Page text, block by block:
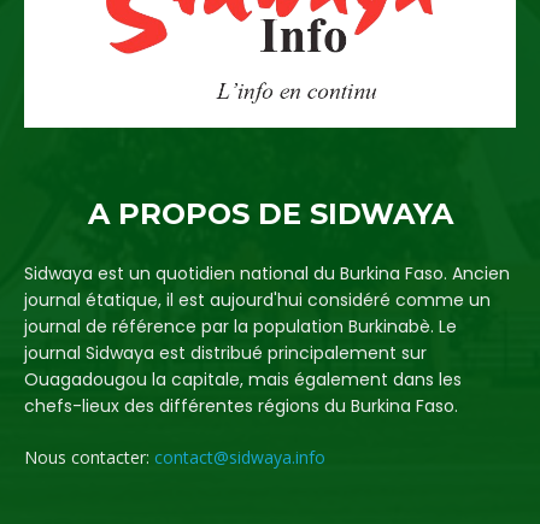
A PROPOS DE SIDWAYA
Sidwaya est un quotidien national du Burkina Faso. Ancien
journal étatique, il est aujourd'hui considéré comme un
journal de référence par la population Burkinabè. Le
journal Sidwaya est distribué principalement sur
Ouagadougou la capitale, mais également dans les
chefs-lieux des différentes régions du Burkina Faso.
Nous contacter: contact@sidwaya.info